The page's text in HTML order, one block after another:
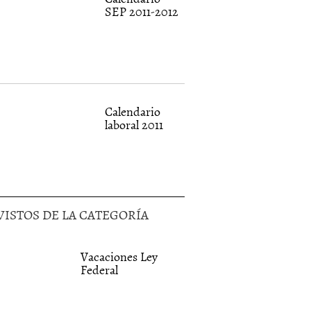
SEP 2011-2012
Calendario
laboral 2011
DE LA CATEGORÍA
Vacaciones Ley
Federal